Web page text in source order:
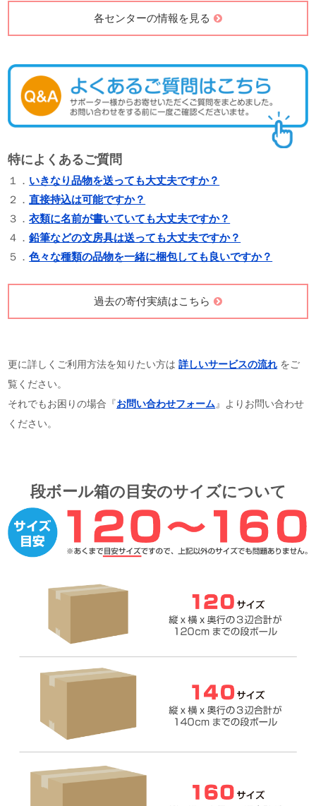
各センターの情報を見る
特によくあるご質問
１． いきなり品物を送っても大丈夫ですか？
２．直接持込は可能ですか？
３．衣類に名前が書いていても大丈夫ですか？
４．鉛筆などの文房具は送っても大丈夫ですか？
５．色々な種類の品物を一緒に梱包しても良いですか？
過去の寄付実績はこちら
更に詳しくご利用方法を知りたい方は詳しいサービスの流れ をご
覧ください。
それでもお困りの場合『お問い合わせフォーム 』よりお問い合わせ
ください。
段ボール箱の目安のサイズについて